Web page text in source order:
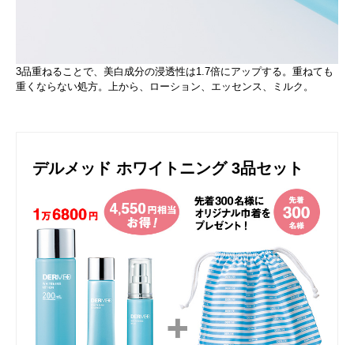
3品重ねることで、美白成分の浸透性は1.7倍にアップする。重ねても
重くならない処方。上から、ローション、エッセンス、ミルク。
デルメッド ホワイトニング 3品セット